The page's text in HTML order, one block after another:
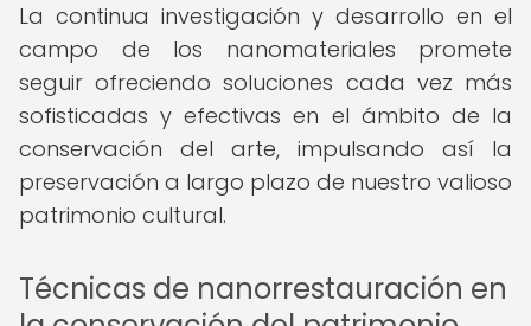
La continua investigación y desarrollo en el
campo de los nanomateriales promete
seguir ofreciendo soluciones cada vez más
sofisticadas y efectivas en el ámbito de la
conservación del arte, impulsando así la
preservación a largo plazo de nuestro valioso
patrimonio cultural.
Técnicas de nanorrestauración en